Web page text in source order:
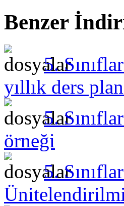
Benzer
5.
yıllık ders
5.
örneği
5.